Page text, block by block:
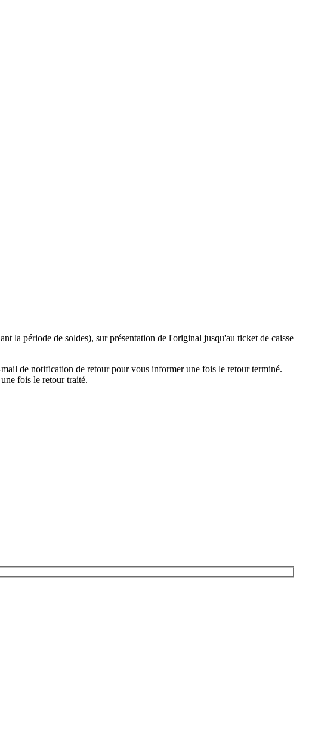
la période de soldes), sur présentation de l'original jusqu'au ticket de caisse
de notification de retour pour vous informer une fois le retour terminé.
fois le retour traité.